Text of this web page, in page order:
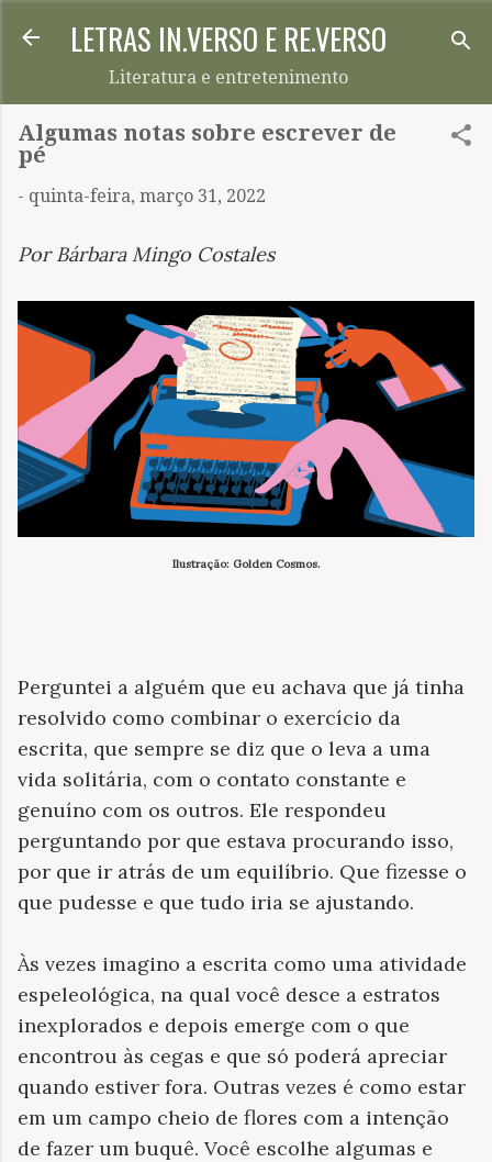
Pular para o conteúdo principal
LETRAS IN.VERSO E RE.VERSO
Literatura e entretenimento
Algumas notas sobre escrever de
pé
- quinta-feira, março 31, 2022
Por Bárbara Mingo Costales
Ilustração: Golden Cosmos.
Perguntei a alguém que eu achava que já tinha
resolvido como combinar o exercício da
escrita, que sempre se diz que o leva a uma
vida solitária, com o contato constante e
genuíno com os outros. Ele respondeu
perguntando por que estava procurando isso,
por que ir atrás de um equilíbrio. Que fizesse o
que pudesse e que tudo iria se ajustando.
Às vezes imagino a escrita como uma atividade
espeleológica, na qual você desce a estratos
inexplorados e depois emerge com o que
encontrou às cegas e que só poderá apreciar
quando estiver fora. Outras vezes é como estar
em um campo cheio de flores com a intenção
de fazer um buquê. Você escolhe algumas e